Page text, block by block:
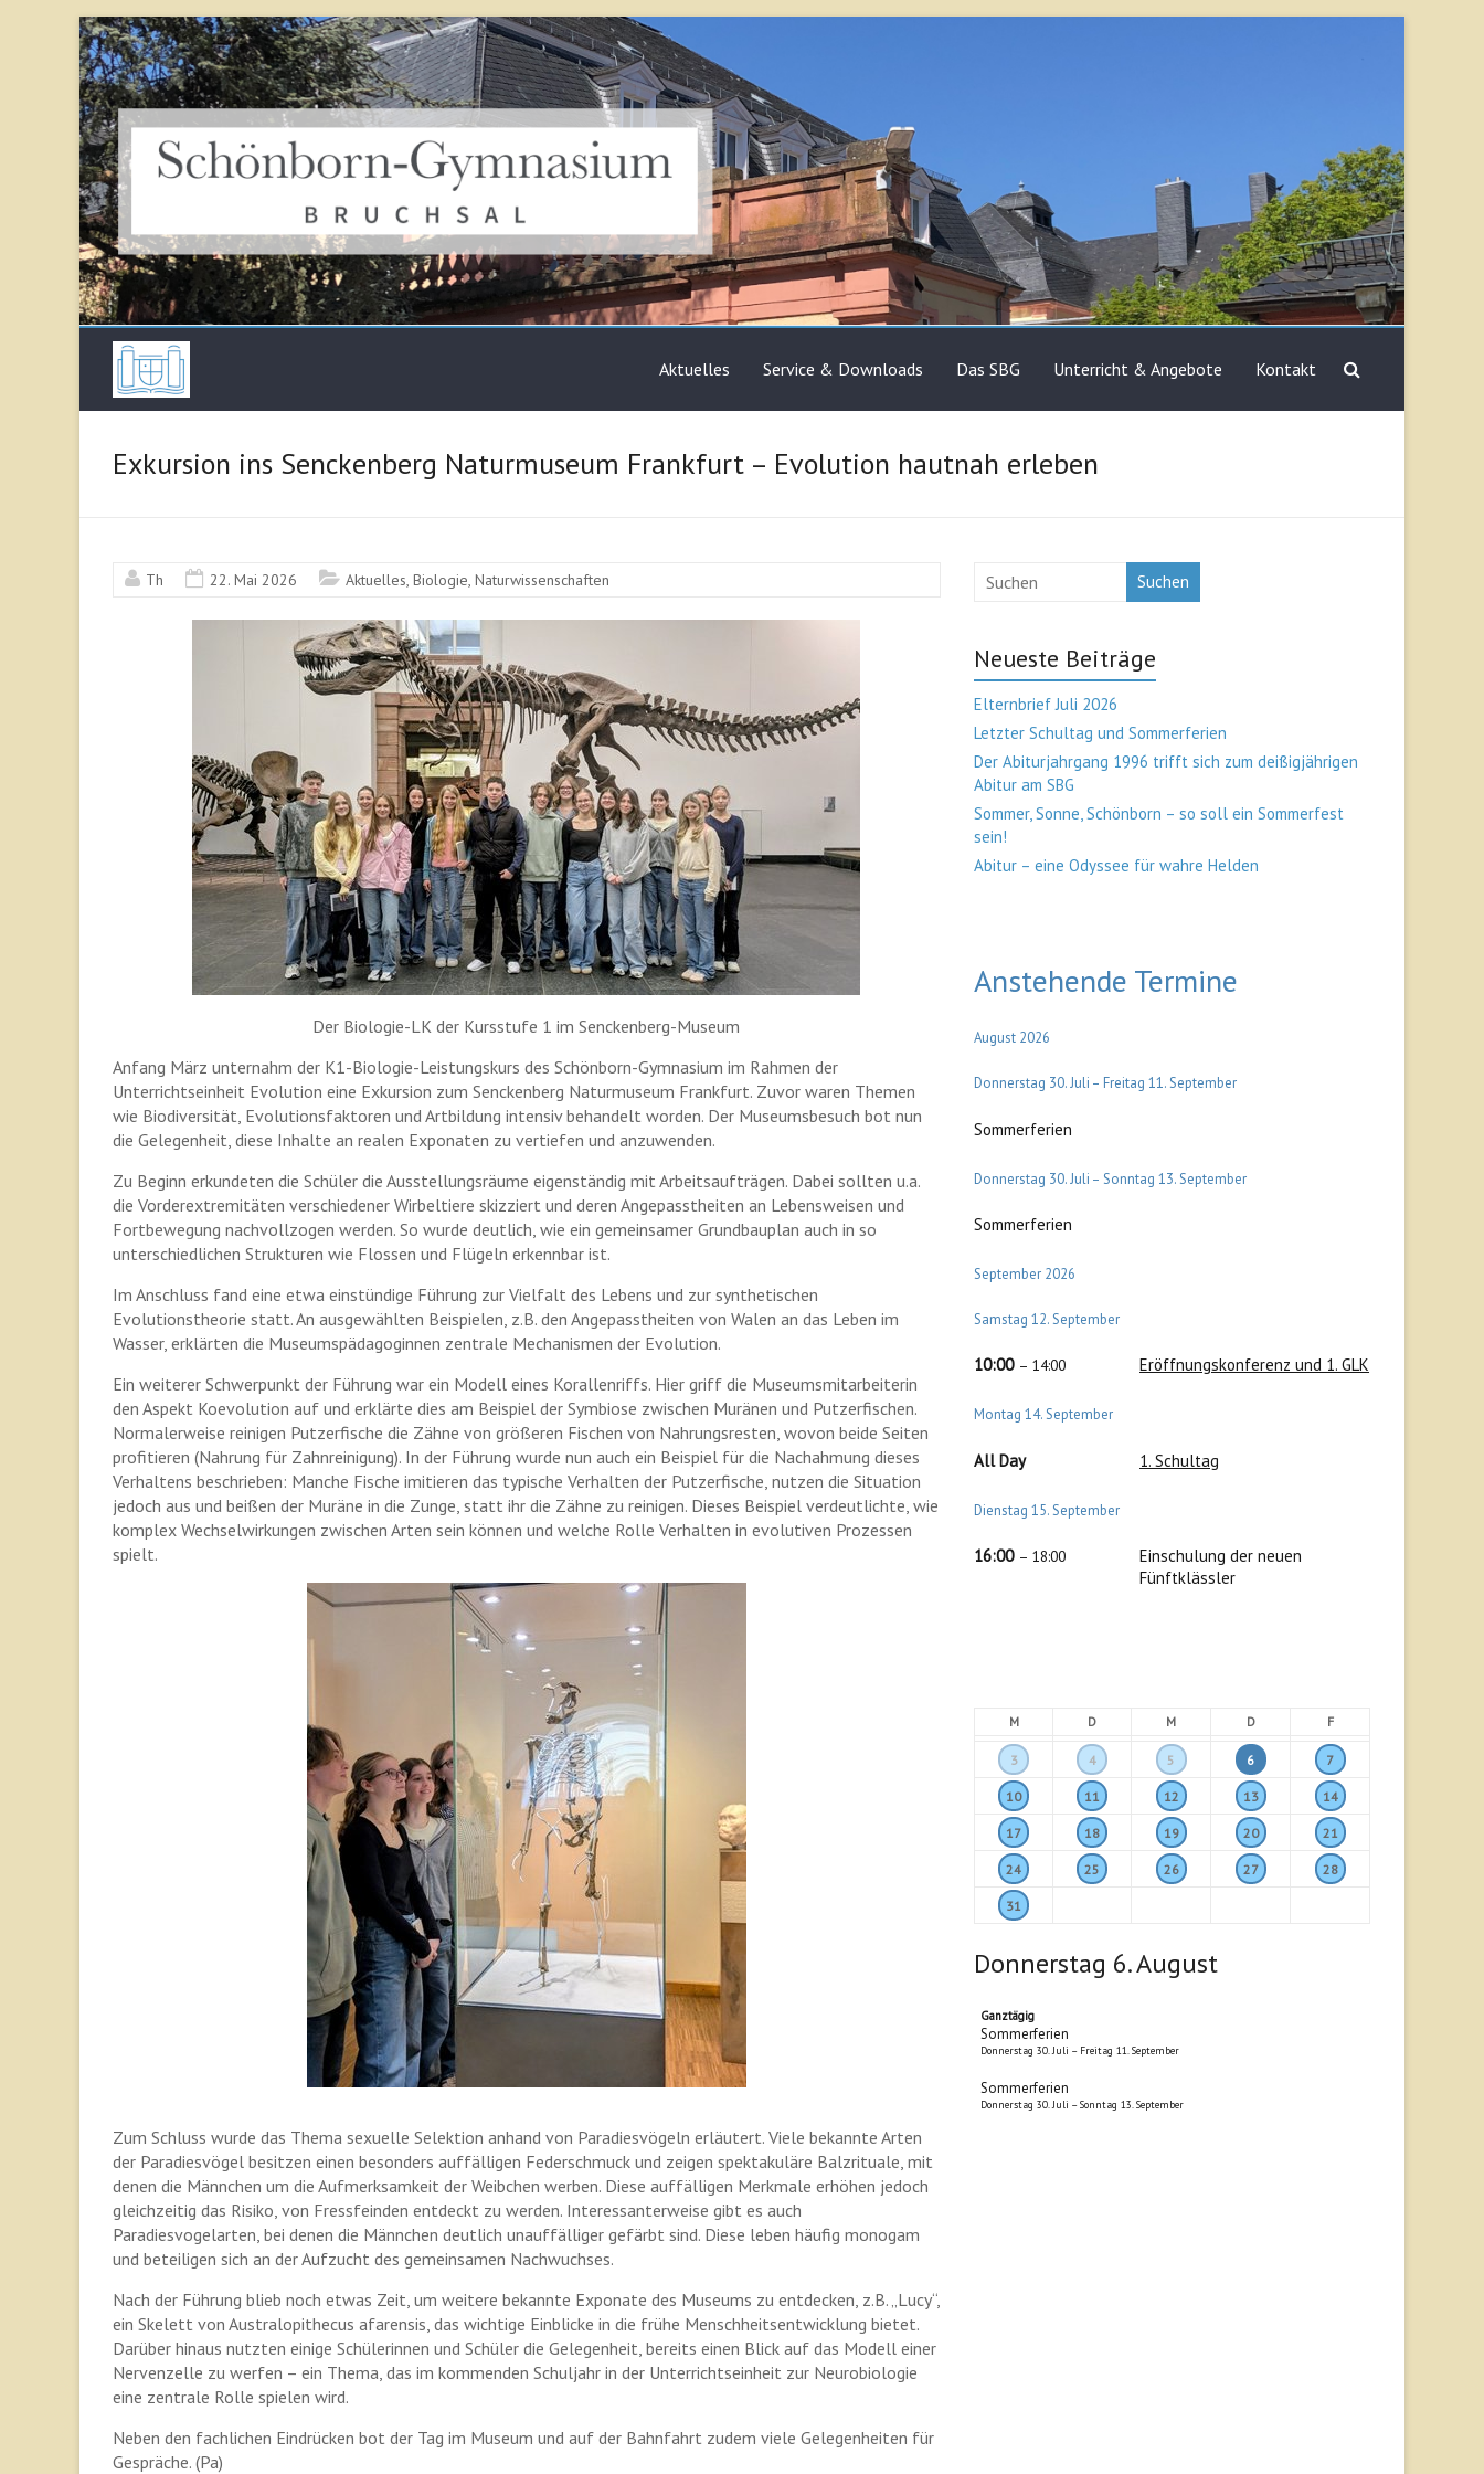
Skip
to
content
Schönborn Gymnasium Bruchsal
Aktuelles Service & Downloads Das SBG Unterricht & Angebote Kontakt
Exkursion ins Senckenberg Naturmuseum Frankfurt – Evolution hautnah erleben
Th 22. Mai 2026 Aktuelles Biologie Naturwissenschaften
Der Biologie-LK der Kursstufe 1 im Senckenberg-Museum
Anfang März unternahm der K1-Biologie-Leistungskurs des Schönborn-Gymnasium im Rahmen der
Unterrichtseinheit Evolution eine Exkursion zum Senckenberg Naturmuseum Frankfurt. Zuvor waren Themen
wie Biodiversität, Evolutionsfaktoren und Artbildung intensiv behandelt worden. Der Museumsbesuch bot nun
die Gelegenheit, diese Inhalte an realen Exponaten zu vertiefen und anzuwenden.
Zu Beginn erkundeten die Schüler die Ausstellungsräume eigenständig mit Arbeitsaufträgen. Dabei sollten u.a.
die Vorderextremitäten verschiedener Wirbeltiere skizziert und deren Angepasstheiten an Lebensweisen und
Fortbewegung nachvollzogen werden. So wurde deutlich, wie ein gemeinsamer Grundbauplan auch in so
unterschiedlichen Strukturen wie Flossen und Flügeln erkennbar ist.
Im Anschluss fand eine etwa einstündige Führung zur Vielfalt des Lebens und zur synthetischen
Evolutionstheorie statt. An ausgewählten Beispielen, z.B. den Angepasstheiten von Walen an das Leben im
Wasser, erklärten die Museumspädagoginnen zentrale Mechanismen der Evolution.
Ein weiterer Schwerpunkt der Führung war ein Modell eines Korallenriffs. Hier griff die Museumsmitarbeiterin
den Aspekt Koevolution auf und erklärte dies am Beispiel der Symbiose zwischen Muränen und Putzerfischen.
Normalerweise reinigen Putzerfische die Zähne von größeren Fischen von Nahrungsresten, wovon beide Seiten
profitieren (Nahrung für Zahnreinigung). In der Führung wurde nun auch ein Beispiel für die Nachahmung dieses
Verhaltens beschrieben: Manche Fische imitieren das typische Verhalten der Putzerfische, nutzen die Situation
jedoch aus und beißen der Muräne in die Zunge, statt ihr die Zähne zu reinigen. Dieses Beispiel verdeutlichte, wie
komplex Wechselwirkungen zwischen Arten sein können und welche Rolle Verhalten in evolutiven Prozessen
spielt.
Zum Schluss wurde das Thema sexuelle Selektion anhand von Paradiesvögeln erläutert. Viele bekannte Arten
der Paradiesvögel besitzen einen besonders auffälligen Federschmuck und zeigen spektakuläre Balzrituale, mit
denen die Männchen um die Aufmerksamkeit der Weibchen werben. Diese auffälligen Merkmale erhöhen jedoch
gleichzeitig das Risiko, von Fressfeinden entdeckt zu werden. Interessanterweise gibt es auch
Paradiesvogelarten, bei denen die Männchen deutlich unauffälliger gefärbt sind. Diese leben häufig monogam
und beteiligen sich an der Aufzucht des gemeinsamen Nachwuchses.
Nach der Führung blieb noch etwas Zeit, um weitere bekannte Exponate des Museums zu entdecken, z.B. „Lucy“,
ein Skelett von Australopithecus afarensis, das wichtige Einblicke in die frühe Menschheitsentwicklung bietet.
Darüber hinaus nutzten einige Schülerinnen und Schüler die Gelegenheit, bereits einen Blick auf das Modell einer
Nervenzelle zu werfen – ein Thema, das im kommenden Schuljahr in der Unterrichtseinheit zur Neurobiologie
eine zentrale Rolle spielen wird.
Neben den fachlichen Eindrücken bot der Tag im Museum und auf der Bahnfahrt zudem viele Gelegenheiten für
Gespräche. (Pa)
Suchen
Neueste Beiträge
Elternbrief Juli 2026
Letzter Schultag und Sommerferien
Der Abiturjahrgang 1996 trifft sich zum deißigjährigen
Abitur am SBG
Sommer, Sonne, Schönborn – so soll ein Sommerfest
sein!
Abitur – eine Odyssee für wahre Helden
Anstehende Termine
August 2026
Donnerstag 30.Juli – Freitag 11.September
Sommerferien
Donnerstag 30.Juli –Sonntag 13.September
Sommerferien
September 2026
Samstag 12.September
10:00 – 14:00 Eröffnungskonferenz und 1. GLK
Montag 14.September
All Day 1. Schultag
Dienstag 15.September
16:00 – 18:00
Einschulung der neuen
Fünftklässler
M D M D F
3 4 5 6 7
10 11 12 13 14
17 18 19 20 21
24 25 26 27 28
31
Donnerstag 6.August
Ganztägig
Sommerferien
Donnerstag 30. Juli – Freitag 11. September
Sommerferien
Donnerstag 30. Juli –Sonntag 13. September